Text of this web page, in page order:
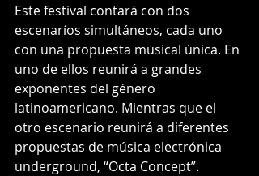
Este festival contará con dos
escenaríos simultáneos, cada uno
con una propuesta musical única. En
uno de ellos reunirá a grandes
exponentes del género
latinoamericano. Mientras que el
otro escenario reunirá a diferentes
propuestas de música electrónica
underground, “Octa Concept”.